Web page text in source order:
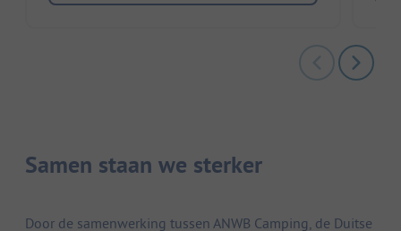
Samen staan we sterker
Door de samenwerking tussen ANWB Camping, de Duitse